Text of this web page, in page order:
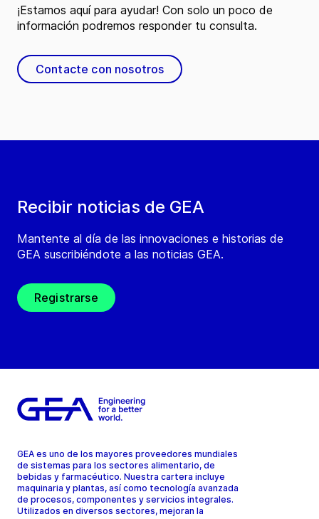
Recibir noticias de GEA
Mantente al día de las innovaciones e historias de
GEA suscribiéndote a las noticias GEA.
Registrarse
¡Estamos aquí para ayudar! Con solo un poco de
información podremos responder tu consulta.
Contacte con nosotros
GEA es uno de los mayores proveedores mundiales
de sistemas para los sectores alimentario, de
bebidas y farmacéutico. Nuestra cartera incluye
maquinaria y plantas, así como tecnología avanzada
de procesos, componentes y servicios integrales.
Utilizados en diversos sectores, mejoran la